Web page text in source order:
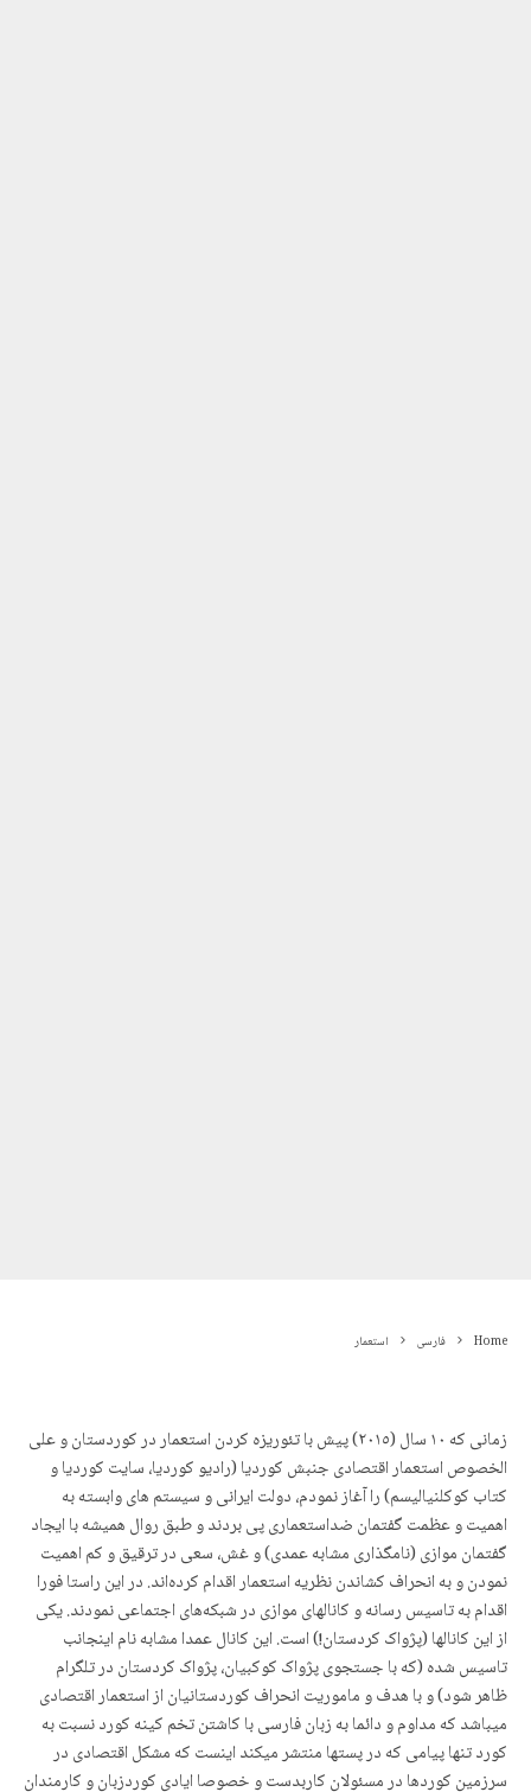
Home فارسی استعمار
زمانی که ١٠ سال (٢٠١٥) پیش با تئوریزه کردن استعمار در کوردستان و علی
الخصوص استعمار اقتصادی جنبش کوردیا (رادیو کوردیا، سایت کوردیا و
کتاب کوکلنیالیسم) را آغاز نمودم، دولت ایرانی و سیستم های وابسته به
اهمیت و عظمت گفتمان ضداستعماری پی بردند و طبق روال همیشه با ایجاد
گفتمان موازی (نامگذاری مشابه عمدی) و غش، سعی در ترقیق و کم اهمیت
نمودن و به انحراف کشاندن نظریه استعمار اقدام کردەاند. در این راستا فورا
اقدام به تاسیس رسانه و کانالهای موازی در شبکەهای اجتماعی نمودند. یکی
از این کانالها (پژواک کردستان!) است. این کانال عمدا مشابه نام اینجانب
تاسیس شده (که با جستجوی پژواک کوکبیان، پژواک کردستان در تلگرام
ظاهر شود) و با هدف و ماموریت انحراف کوردستانیان از استعمار اقتصادی
میباشد که مداوم و دائما به زبان فارسی با کاشتن تخم کینه کورد نسبت به
کورد تنها پیامی که در پستها منتشر میکند اینست که مشکل اقتصادی در
سرزمین کوردها در مسئولان کاربدست و خصوصا ایادی کوردزبان و کارمندان